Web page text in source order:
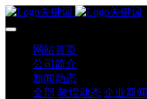
网站首页
公司简介
新闻动态
全部 敦煌动态 企业新闻